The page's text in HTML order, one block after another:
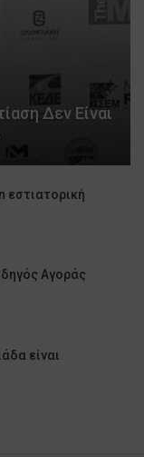
Δεν Είναι
εστιατορική
Αγοράς
είναι